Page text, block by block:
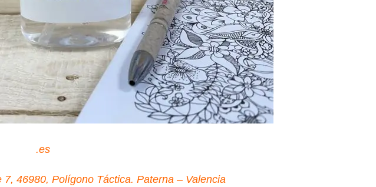
.es
7, 46980, Polígono Táctica. Paterna – Valencia